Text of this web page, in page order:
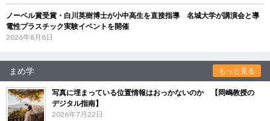
ノーベル賞受賞・白川英樹博士が小中高生を直接指導 名城大学が講演会と導
電性プラスチック実験イベントを開催
2026年8月8日
まめ学 もっと見る
写真に埋まっている位置情報はおっかないのか 【岡嶋教授の
デジタル指南】
2026年7月22日